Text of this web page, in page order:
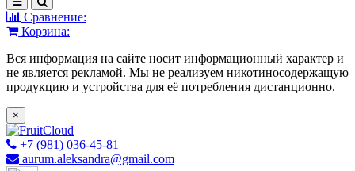
Сравнение:
Корзина:
Вся информация на сайте носит информационный характер и
не является рекламой. Мы не реализуем никотиносодержащую
продукцию и устройства для её потребления дистанционно.
×
+7 (981) 036-45-81
aurum.aleksandra@gmail.com